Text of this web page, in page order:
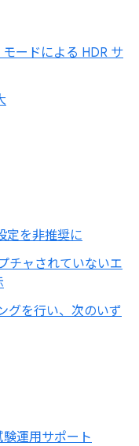
ードによる HDR サ
定を非推奨に
チャされていないエ
グを行い、次のいず
運用サポート